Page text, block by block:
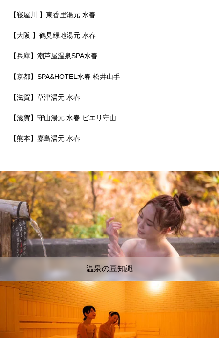
【寝屋川 】東香里湯元 水春
【大阪 】鶴見緑地湯元 水春
【兵庫】潮芦屋温泉SPA水春
【京都】SPA&HOTEL水春 松井山手
【滋賀】草津湯元 水春
【滋賀】守山湯元 水春 ピエリ守山
【熊本】嘉島湯元 水春
温泉の豆知識